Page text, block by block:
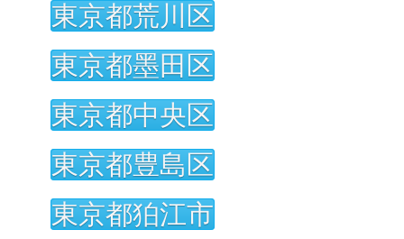
東京都荒川区
東京都墨田区
東京都中央区
東京都豊島区
東京都狛江市